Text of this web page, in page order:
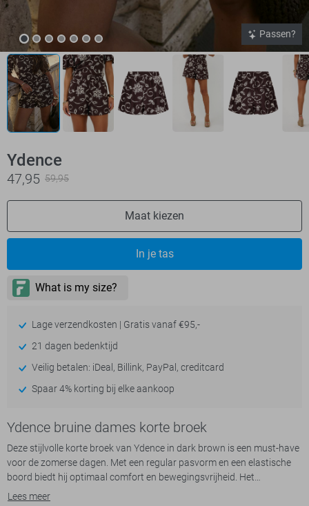
Passen?
Ydence
47,95 59,95
Maat kiezen
In je tas
Lage verzendkosten | Gratis vanaf €95,-
21 dagen bedenktijd
Veilig betalen: iDeal, Billink, PayPal, creditcard
Spaar 4% korting bij elke aankoop
Ydence bruine dames korte broek
Deze stijlvolle korte broek van Ydence in dark brown is een must-have
voor de zomerse dagen. Met een regular pasvorm en een elastische
boord biedt hij optimaal comfort en bewegingsvrijheid. Het
kenmerkende geborduurde patroon geeft de short een unieke,
Lees meer